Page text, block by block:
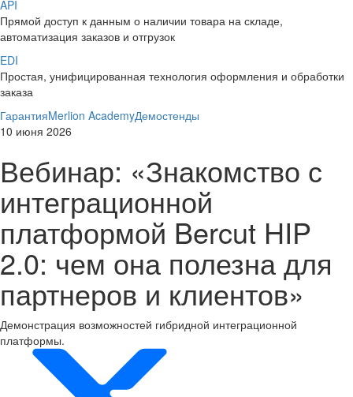
API
Прямой доступ к данным о наличии товара на складе,
автоматизация заказов и отгрузок
EDI
Простая, унифицированная технология оформления и обработки
заказа
ГарантияMerlion AcademyДемостенды
10 июня 2026
Вебинар: «Знакомство с
интеграционной
платформой Bercut HIP
2.0: чем она полезна для
партнеров и клиентов»
Демонстрация возможностей гибридной интеграционной
платформы.